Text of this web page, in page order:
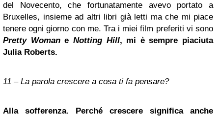
del Novecento, che fortunatamente avevo portato a
Bruxelles, insieme ad altri libri già letti ma che mi piace
tenere ogni giorno con me. Tra i miei film preferiti vi sono
Pretty Womane Notting Hill, mi è sempre piaciuta
Julia Roberts.
11 – La parola crescere a cosa ti fa pensare?
Alla sofferenza. Perché crescere significa anche